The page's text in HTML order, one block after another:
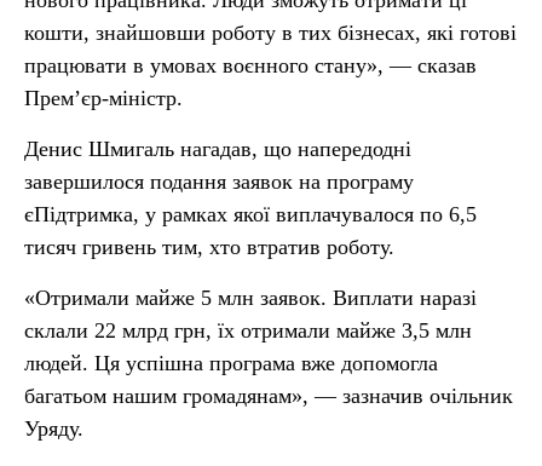
кошти, знайшовши роботу в тих бізнесах, які готові
працювати в умовах воєнного стану», — сказав
Прем’єр-міністр.
Денис Шмигаль нагадав, що напередодні
завершилося подання заявок на програму
єПідтримка, у рамках якої виплачувалося по 6,5
тисяч гривень тим, хто втратив роботу.
«Отримали майже 5 млн заявок. Виплати наразі
склали 22 млрд грн, їх отримали майже 3,5 млн
людей. Ця успішна програма вже допомогла
багатьом нашим громадянам», — зазначив очільник
Уряду.